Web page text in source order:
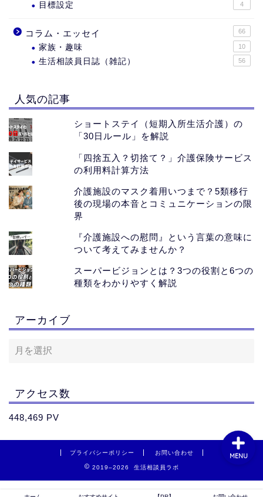
目標設定 4
コラム・エッセイ 66
家族・趣味 10
生活相談員日誌（雑記） 56
人気の記事
ショートステイ（短期入所生活介護）の
「30日ルール」を解説
「四捨五入？切捨て？」介護保険サービス
の利用料計算方法
介護施設のマスク着用いつまで？5類移行
後の現場の本音とコミュニケーションの限
界
『介護施設への慰問』という言葉の意味に
ついて考えてみませんか？
スーパービジョンとは？3つの役割と6つの
種類をわかりやすく解説
アーカイブ
アクセス数
448,469 PV
プライバシーポリシー お問い合わせ
2019–2026 生活相談員ラボ
MENU